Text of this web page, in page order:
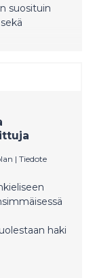
suosituin
| Tiedote
haki